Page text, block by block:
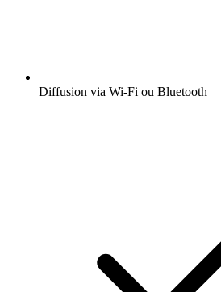
Diffusion via Wi-Fi ou Bluetooth